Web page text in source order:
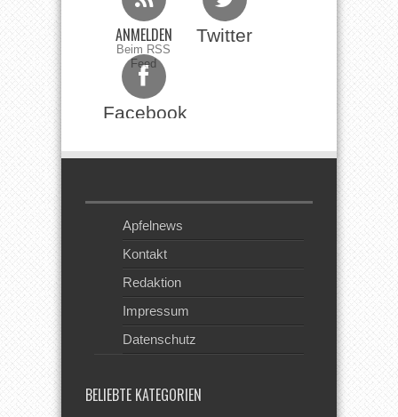
ANMELDEN
Beim RSS
Feed
Twitter
Facebook
Apfelnews
Kontakt
Redaktion
Impressum
Datenschutz
BELIEBTE KATEGORIEN